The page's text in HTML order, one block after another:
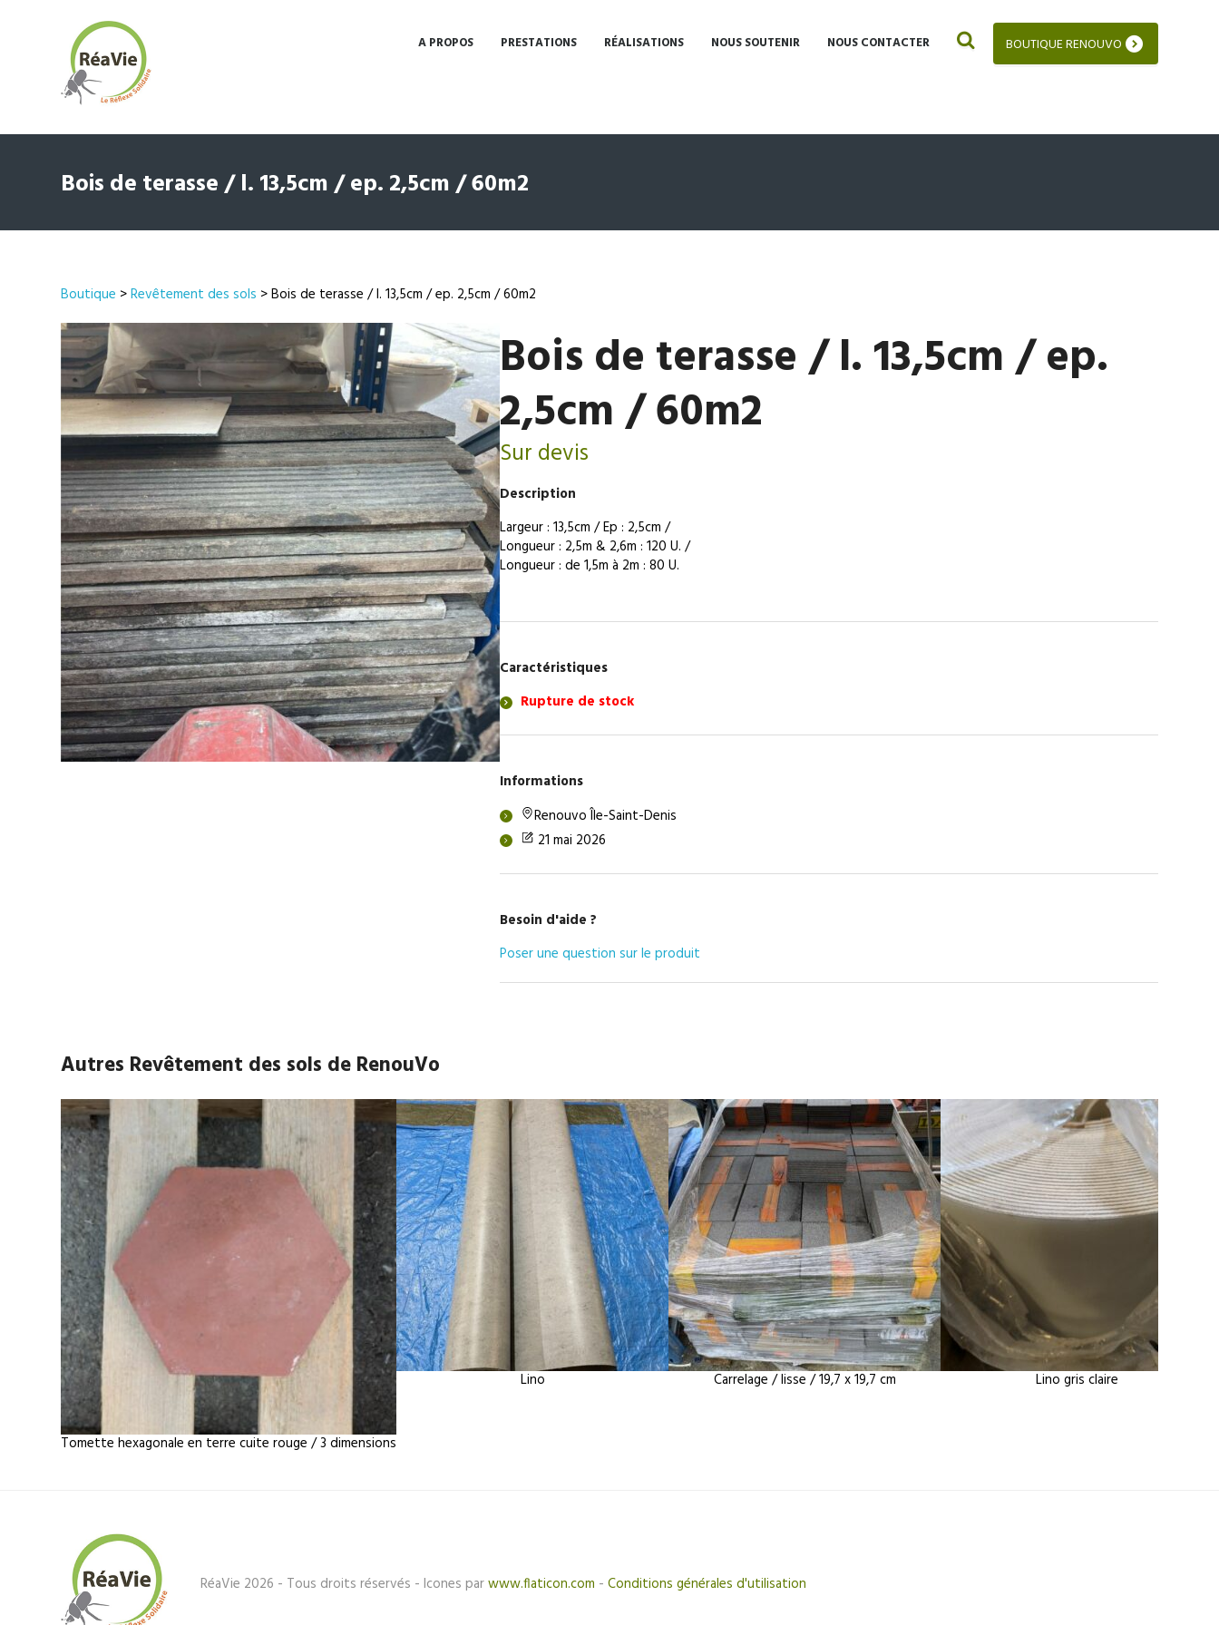
BOUTIQUE RENOUVO
A PROPOS PRESTATIONS RÉALISATIONS NOUS SOUTENIR NOUS CONTACTER
Bois de terasse / l. 13,5cm / ep. 2,5cm / 60m2
Boutique >Revêtement des sols > Bois de terasse / l. 13,5cm / ep. 2,5cm / 60m2
Bois de terasse / l. 13,5cm / ep.
2,5cm / 60m2
Sur devis
Description
Largeur : 13,5cm / Ep : 2,5cm /
Longueur : 2,5m & 2,6m : 120 U. /
Longueur : de 1,5m à 2m : 80 U.
Caractéristiques
Rupture de stock
Informations
Renouvo Île-Saint-Denis
21 mai 2026
Besoin d'aide ?
Poser une question sur le produit
Autres Revêtement des sols de RenouVo
Tomette hexagonale en terre cuite rouge / 3 dimensions
Lino Carrelage / lisse / 19,7 x 19,7 cm Lino gris claire
RéaVie 2026 - Tous droits réservés - Icones parwww.flaticon.com - Conditions générales d'utilisation